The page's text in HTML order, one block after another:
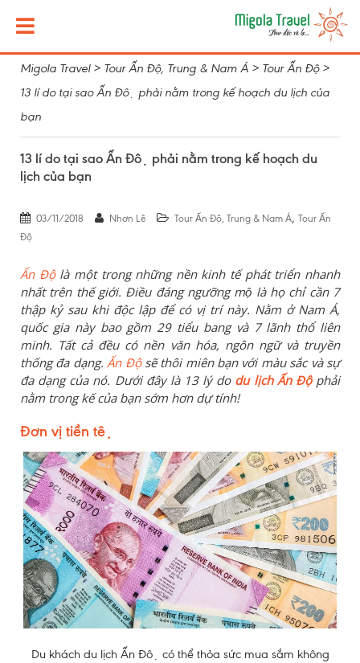
Migola Travel> Tour Ấn Độ, Trung & Nam Á > Tour Ấn Độ>
13 lí do tại sao Ấn Độ phải nằm trong kế hoạch du lịch của
bạn
13 lí do tại sao Ấn Độ phải nằm trong kế hoạch du
lịch của bạn
03/11/2018 Nhơn Lê Tour Ấn Độ, Trung & Nam Á, Tour Ấn
Độ
Ấn Độlà một trong những nền kinh tế phát triển nhanh
nhất trên thế giới. Điều đáng ngưỡng mộ là họchỉcần7
thập kỷ sau khi độc lậpđể có vị trí này. Nằm ở Nam Á,
quốc gia này bao gồm 29 tiểu bang và 7 lãnh thổ liên
minh. Tất cả đều có nền văn hóa, ngôn ngữ và truyền
thống đa dạng.Ấn Độsẽ thôi miên bạn với màu sắc và sự
đa dạng của nó. Dưới đây là 13 lý do du lịchẤn Độphải
nằm trong kế của bạn sớm hơn dự tính!
Đơn vị tiền tệ
Du khách du lịch Ấn Độ có thể thỏa sức mua sắm không